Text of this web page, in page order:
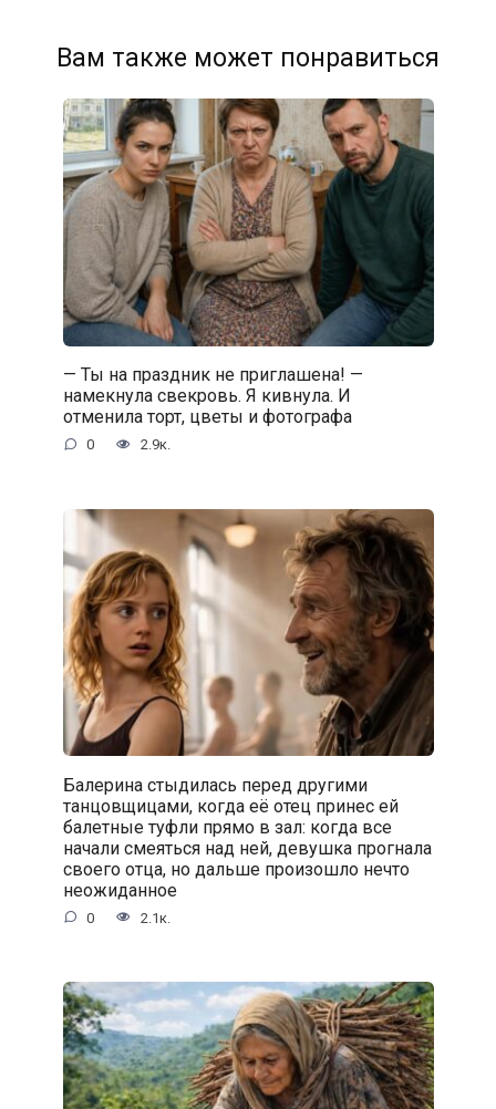
Вам также может понравиться
— Ты на праздник не приглашена! —
намекнула свекровь. Я кивнула. И
отменила торт, цветы и фотографа
0 2.9к.
Балерина стыдилась перед другими
танцовщицами, когда её отец принес ей
балетные туфли прямо в зал: когда все
начали смеяться над ней, девушка прогнала
своего отца, но дальше произошло нечто
неожиданное
0 2.1к.